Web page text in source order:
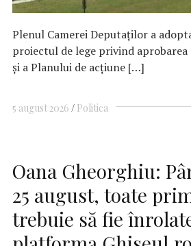
Plenul Camerei Deputaţilor a
proiectul de lege privind
şi a Planului de acţiune […]
5 august 2026 Politica
Oana Gheorghiu:
25 august, toate
trebuie să fie